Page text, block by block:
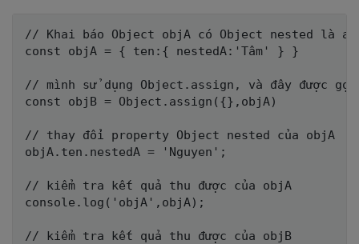
// Khai báo Object objA có Object nested là a
const objA = { ten:{ nestedA:'Tâm' } }
// mình sử dụng Object.assign, và đây được gọi
const objB = Object.assign({},objA)
// thay đổi property Object nested của objA
objA.ten.nestedA = 'Nguyen';
// kiểm tra kết quả thu được của objA
console.log('objA',objA);
// kiểm tra kết quả thu được của objB